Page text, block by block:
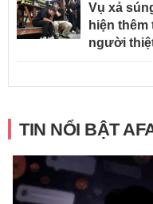
Vụ xả
hiện
người
TIN NỔI BẬT